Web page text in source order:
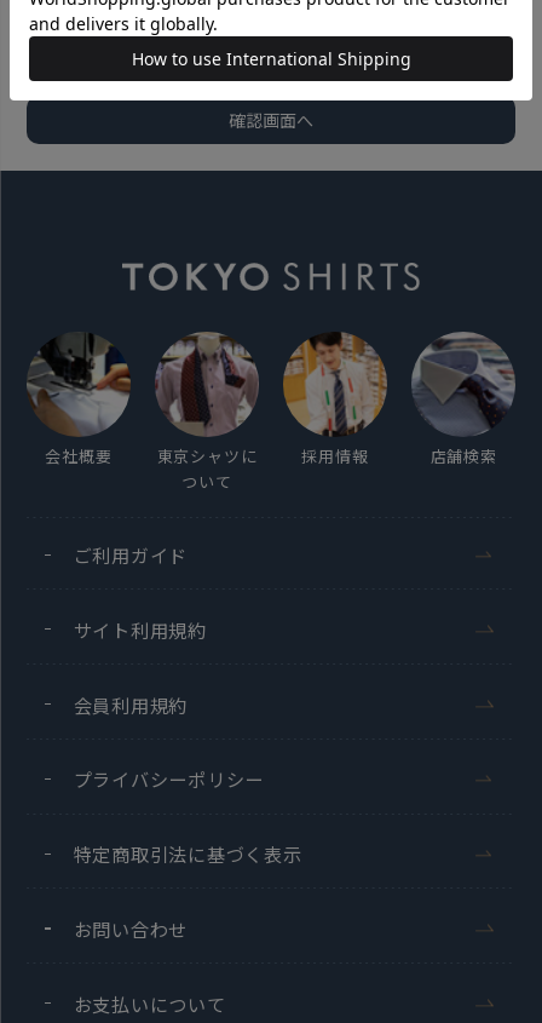
会社概要
東京シャツに
ついて
採用情報 店舗検索
ご利用ガイド
サイト利用規約
会員利用規約
プライバシーポリシー
特定商取引法に基づく表示
お問い合わせ
お支払いについて